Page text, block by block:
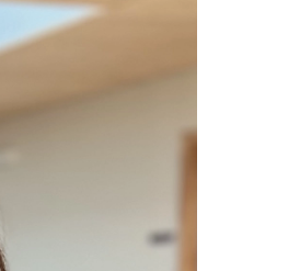
la déconnexion, en digital et au
Alexandra Thizy, sa responsable
marketing et communication,